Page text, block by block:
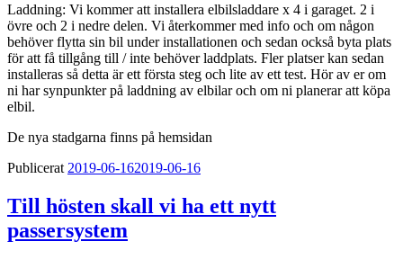
Laddning: Vi kommer att installera elbilsladdare x 4 i garaget. 2 i
övre och 2 i nedre delen. Vi återkommer med info och om någon
behöver flytta sin bil under installationen och sedan också byta plats
för att få tillgång till / inte behöver laddplats. Fler platser kan sedan
installeras så detta är ett första steg och lite av ett test. Hör av er om
ni har synpunkter på laddning av elbilar och om ni planerar att köpa
elbil.
De nya stadgarna finns på hemsidan
Publicerat 2019-06-162019-06-16
Till hösten skall vi ha ett nytt
passersystem